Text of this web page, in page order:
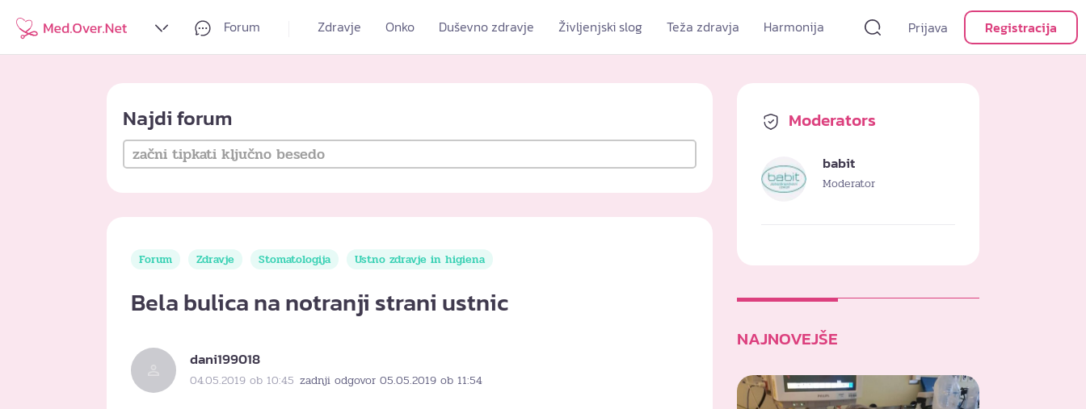
Forum Zdravje Onko Duševno zdravje Življenjski slog Teža zdravja Harmonija Prijava Registracija
Najdi forum
Forum Zdravje Stomatologija Ustno zdravje in higiena
Bela bulica na notranji strani ustnic
dani199018
04.05.2019 ob 10:45 zadnji odgovor 05.05.2019 ob 11:54
Moderators
babit
Moderator
NAJNOVEJŠE